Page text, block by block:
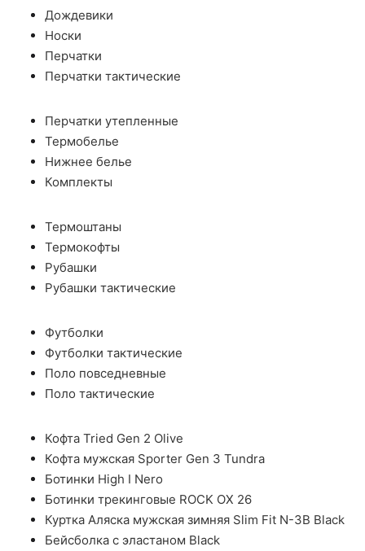
Дождевики
Носки
Перчатки
Перчатки тактические
Перчатки утепленные
Термобелье
Нижнее белье
Комплекты
Термоштаны
Термокофты
Рубашки
Рубашки тактические
Футболки
Футболки тактические
Поло повседневные
Поло тактические
Кофта Tried Gen 2 Olive
Кофта мужская Sporter Gen 3 Tundra
Ботинки High I Nero
Ботинки трекинговые ROCK OX 26
Куртка Аляска мужская зимняя Slim Fit N-3B Black
Бейсболка с эластаном Black